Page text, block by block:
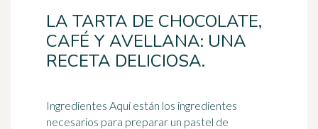
LA TARTA DE CHOCOLATE,
CAFÉ Y AVELLANA: UNA
RECETA DELICIOSA.
Ingredientes Aquí están los ingredientes
necesarios para preparar un pastel de